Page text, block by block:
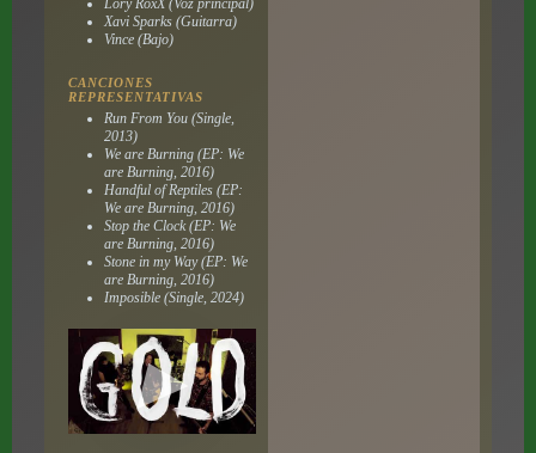
Lory RoxX (Voz principal)
Xavi Sparks (Guitarra)
Vince (Bajo)
CANCIONES
REPRESENTATIVAS
Run From You (Single,
2013)
We are Burning (EP: We
are Burning, 2016)
Handful of Reptiles (EP:
We are Burning, 2016)
Stop the Clock (EP: We
are Burning, 2016)
Stone in my Way (EP: We
are Burning, 2016)
Imposible (Single, 2024)